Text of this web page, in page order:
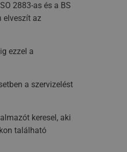
2883-as és a BS
elveszít az
ezzel a
a szervizelést
keresel, aki
található